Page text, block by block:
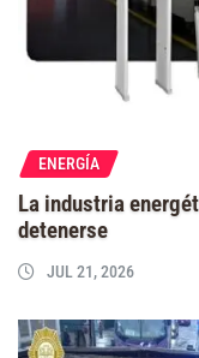
ENERGÍA
La industria
detenerse
JUL 21, 2026